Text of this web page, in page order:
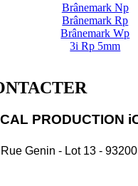
Brânemark Np
Brânemark Rp
Brânemark Wp
3i Rp 5mm
PRODUCTION
Genin - Lot 13 -